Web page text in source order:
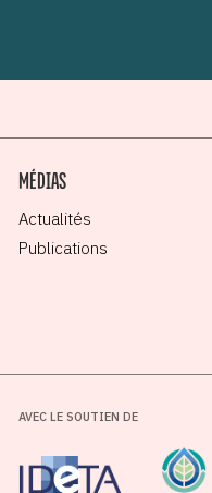
MÉDIAS
Actualités
Publications
AVEC LE SOUTIEN DE